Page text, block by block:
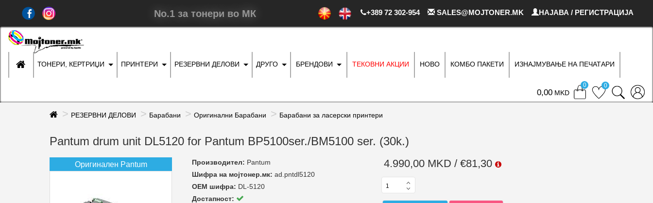
No.1 за тонери во МК +389 72 302-954 SALES@MOJTONER.MK НАЈАВА / РЕГИСТРАЦИЈА
ТОНЕРИ, КЕРТРИЏИ ПРИНТЕРИ РЕЗЕРВНИ ДЕЛОВИ ДРУГО БРЕНДОВИ ТЕКОВНИ АКЦИИ НОВО КОМБО ПАКЕТИ ИЗНАЈМУВАЊЕ НА ПЕЧАТАРИ
0 MKD
0 0
РЕЗЕРВНИ ДЕЛОВИ Барабани Оригинални Барабани Барабани за ласерски принтери
Pantum drum unit DL5120 for Pantum BP5100ser./BM5100 ser. (30k.)
Оригинален Pantum Производител: Pantum
Шифра на мојтонер.мк: ad.pntdl5120
ОЕМ шифра: DL-5120
Достапност:
4.990,00 MKD / €81,30